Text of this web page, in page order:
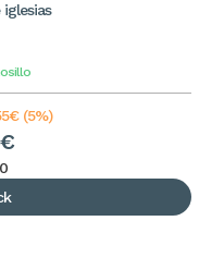
(5%)